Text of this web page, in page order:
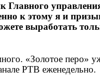
Главного
к этому я и
выработать
«Золотое перо»
РТВ еженедельно.